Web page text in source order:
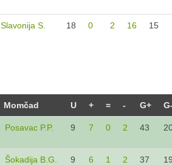
Slavonija S. 18 0 2 16 15
Momčad U + = - G+
Posavac P.P. 9 7 0 2 43
Šokadija B.G. 9 6 1 2 37